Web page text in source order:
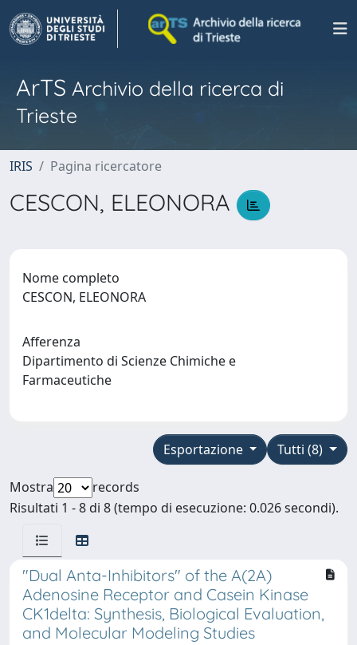
ArTS Archivio della ricerca di
Trieste
IRIS Pagina ricercatore
CESCON, ELEONORA
Nome completo
CESCON, ELEONORA
Afferenza
Dipartimento di Scienze Chimiche e
Farmaceutiche
Tutti (8)
Esportazione
Mostra
records
Risultati 1 - 8 di 8 (tempo di esecuzione: 0.026 secondi).
"Dual Anta-Inhibitors" of the A(2A)
Adenosine Receptor and Casein Kinase
CK1delta: Synthesis, Biological Evaluation,
and Molecular Modeling Studies